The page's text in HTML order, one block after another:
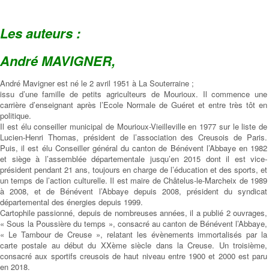
Les auteurs :
André MAVIGNER,
André Mavigner est né le 2 avril 1951 à La Souterraine ;
issu d’une famille de petits agriculteurs de Mourioux. Il commence une
carrière d’enseignant après l’Ecole Normale de Guéret et entre très tôt en
politique.
Il est élu conseiller municipal de Mourioux-Vieilleville en 1977 sur le liste de
Lucien-Henri Thomas, président de l’association des Creusois de Paris.
Puis, il est élu Conseiller général du canton de Bénévent l’Abbaye en 1982
et siège à l’assemblée départementale jusqu’en 2015 dont il est vice-
président pendant 21 ans, toujours en charge de l’éducation et des sports, et
un temps de l’action culturelle. Il est maire de Châtelus-le-Marcheix de 1989
à 2008, et de Bénévent l’Abbaye depuis 2008, président du syndicat
départemental des énergies depuis 1999.
Cartophile passionné, depuis de nombreuses années, il a publié 2 ouvrages,
« Sous la Poussière du temps », consacré au canton de Bénévent l’Abbaye,
« Le Tambour de Creuse », relatant les évènements immortalisés par la
carte postale au début du XXème siècle dans la Creuse. Un troisième,
consacré aux sportifs creusois de haut niveau entre 1900 et 2000 est paru
en 2018.